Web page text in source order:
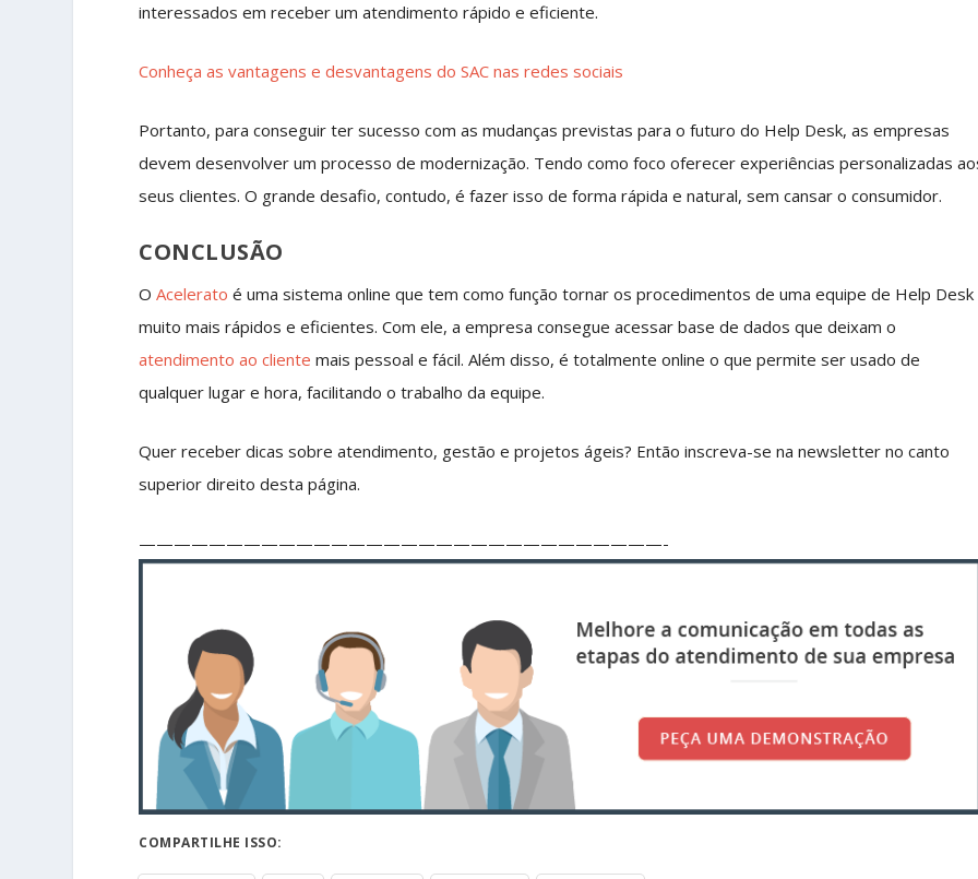
interessados em receber um atendimento rápido e eficiente.
Conheça as vantagens e desvantagens do SAC nas redes sociais
Portanto, para conseguir ter sucesso com as mudanças previstas para o futuro do Help Desk, as empresas
devem desenvolver um processo de modernização. Tendo como foco oferecer experiências personalizadas
seus clientes. O grande desafio, contudo, é fazer isso de forma rápida e natural, sem cansar o consumidor.
CONCLUSÃO
OAcelerato é uma sistema online que tem como função tornar os procedimentos de uma equipe de Help Desk
muito mais rápidos e eficientes. Com ele, a empresa consegue acessar base de dados que deixam o
atendimento ao cliente mais pessoal e fácil. Além disso, é totalmente online o que permite ser usado de
qualquer lugar e hora, facilitando o trabalho da equipe.
Quer receber dicas sobre atendimento, gestão e projetos ágeis? Então inscreva-se na newsletter no canto
superior direito desta página.
——————————————————————————————-
COMPARTILHE ISSO: